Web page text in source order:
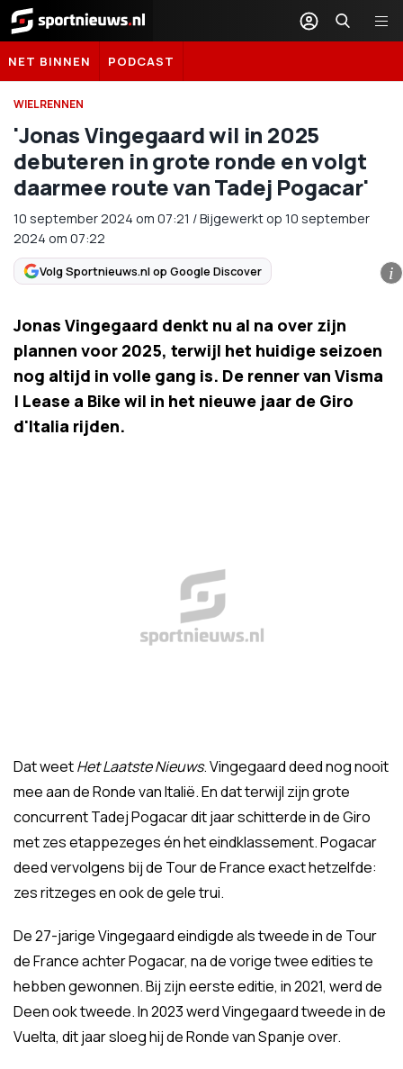
Sportnieuws.nl
NET BINNEN PODCAST
WIELRENNEN
'Jonas Vingegaard wil in 2025
debuteren in grote ronde en volgt
daarmee route van Tadej Pogacar'
10 september 2024 om 07:21 /Bijgewerkt op 10 september
2024 om 07:22
Volg Sportnieuws.nl op Google Discover i
Jonas Vingegaard denkt nu al na over zijn
plannen voor 2025, terwijl het huidige seizoen
nog altijd in volle gang is. De renner van Visma
| Lease a Bike wil in het nieuwe jaar de Giro
d'Italia rijden.
Dat weetHet Laatste Nieuws. Vingegaard deed nog nooit
mee aan de Ronde van Italië. En dat terwijl zijn grote
concurrent Tadej Pogacar dit jaar schitterde in de Giro
met zes etappezeges én het eindklassement. Pogacar
deed vervolgens bij de Tour de France exact hetzelfde:
zes ritzeges en ook de gele trui.
De 27-jarige Vingegaard eindigde als tweede in de Tour
de France achter Pogacar, na de vorige twee edities te
hebben gewonnen. Bij zijn eerste editie, in 2021, werd de
Deen ook tweede. In 2023 werd Vingegaard tweede in de
Vuelta, dit jaar sloeg hij de Ronde van Spanje over.